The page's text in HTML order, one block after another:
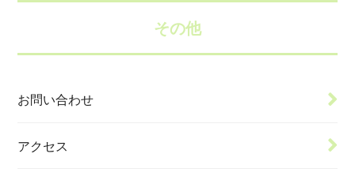
その他
お問い合わせ
アクセス